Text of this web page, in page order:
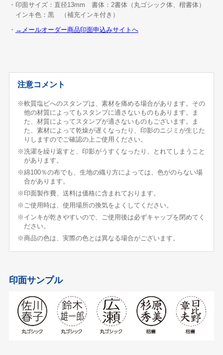
・印面サイズ：直径13mm 書体：2書体（丸ゴシック体、楷書体）
インキ色：黒 （補充インキ付き）
・ →メールオーダー商品印面申込みサイトへ
注意コメント
※軟質塩ビへのスタンプは、素材を痛める場合があります。その
他の材質によってもスタンプに適さないものもあります。ま
た、材質によってスタンプが適さないものもございます。ま
た、素材によって乾燥が遅くなったり、印影のニジミが生じた
りしますのでご確認の上ご使用ください。
※洗濯を繰り返すと、印影がうすくなったり、とれてしまうこと
があります。
※綿100％の布でも、生地の織り方によっては、色がのらない場
合があります。
※印面製作費、送料は価格に含まれております。
※ご使用時は、使用場所の換気をよくしてください。
※インキが乾きやすいので、ご使用後は必ずキャップを閉めてく
ださい。
※商品の色は、実際の色とは異なる場合がございます。
印面サンプル